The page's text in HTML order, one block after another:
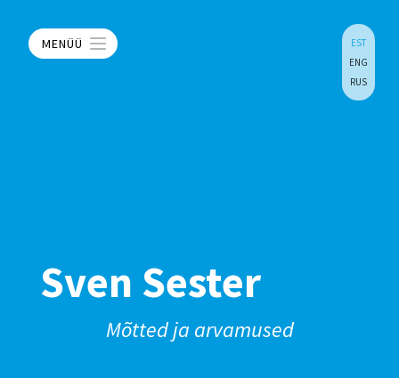
MENÜÜ
EST
ENG
RUS
Sven Sester
Mõtted ja arvamused